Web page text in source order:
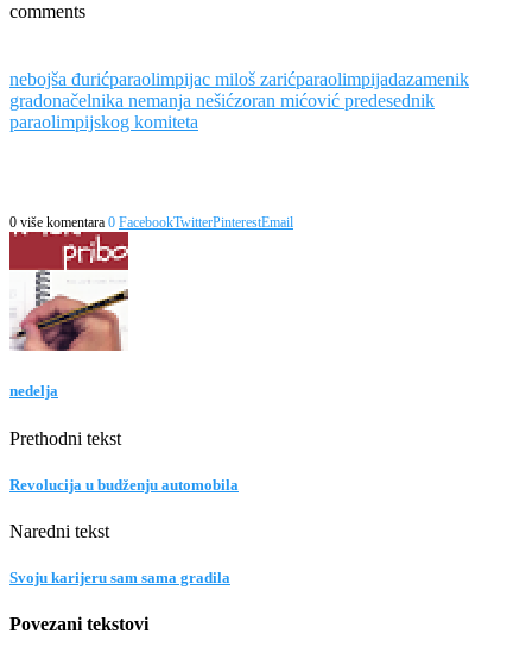
comments
nebojša đurićparaolimpijac miloš zarićparaolimpijadazamenik
gradonačelnika nemanja nešićzoran mićović predesednik
paraolimpijskog komiteta
0 više komentara 0 FacebookTwitterPinterestEmail
nedelja
Prethodni tekst
Revolucija u budženju automobila
Naredni tekst
Svoju karijeru sam sama gradila
Povezani tekstovi